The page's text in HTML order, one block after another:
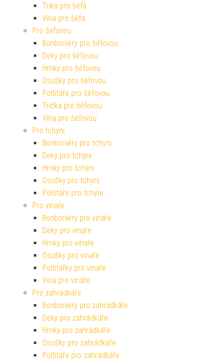
Trika pro šéfa
Vína pro šéfa
Pro šéfovou
Bonboniéry pro šéfovou
Deky pro šéfovou
Hrnky pro šéfovou
Osušky pro šéfovou
Polštáře pro šéfovou
Trička pro šéfovou
Vína pro šéfovou
Pro tchyni
Bonboniéry pro tchyni
Deky pro tchýni
Hrnky pro tchýni
Osušky pro tchýni
Polštáře pro tchýni
Pro vinaře
Bonboniéry pro vinaře
Deky pro vinaře
Hrnky pro vinaře
Osušky pro vinaře
Polštářky pro vinaře
Vína pro vinaře
Pro zahrádkáře
Bonboniéry pro zahrádkáře
Deky pro zahrádkáře
Hrnky pro zahrádkáře
Osušky pro zahrádkáře
Polštáře pro zahrádkáře